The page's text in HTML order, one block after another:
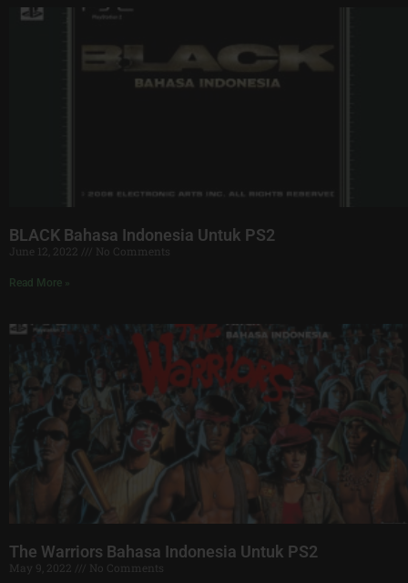
BLACK Bahasa Indonesia Untuk PS2
June 12, 2022 No Comments
Read More »
The Warriors Bahasa Indonesia Untuk PS2
May 9, 2022 No Comments